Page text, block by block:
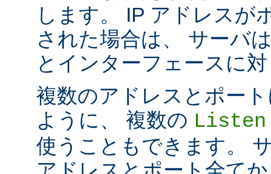
します。 IP アドレスが
された場合は、 サーバ
とインターフェースに
複数のアドレスとポー
ように、 複数の Listen
使うこともできます。